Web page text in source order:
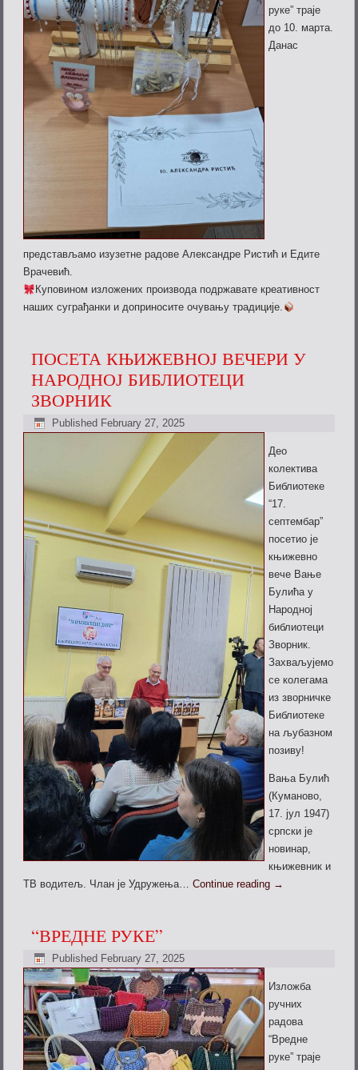
руке” траје
до 10. марта.
Данас
представљамо изузетне радове Александре Ристић и Едите
Врачевић.
Куповином изложених производа подржавате креативност
наших суграђанки и доприносите очувању традиције.
ПОСЕТА КЊИЖЕВНОЈ ВЕЧЕРИ У
НАРОДНОЈ БИБЛИОТЕЦИ
ЗВОРНИК
Published February 27, 2025
Део
колектива
Библиотеке
“17.
септембар”
посетио је
књижевно
вече Вање
Булића у
Народној
библиотеци
Зворник.
Захваљујемо
се колегама
из зворничке
Библиотеке
наљубазном
позиву!
Вања Булић
(Куманово,
17. јул 1947)
српски је
новинар,
књижевник и
ТВ водитељ. Члан је Удружења…Continue reading →
“ВРЕДНЕ РУКЕ”
Published February 27, 2025
Изложба
ручних
радова
“Вредне
руке” траје